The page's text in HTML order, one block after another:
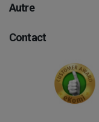
Autre
Contact